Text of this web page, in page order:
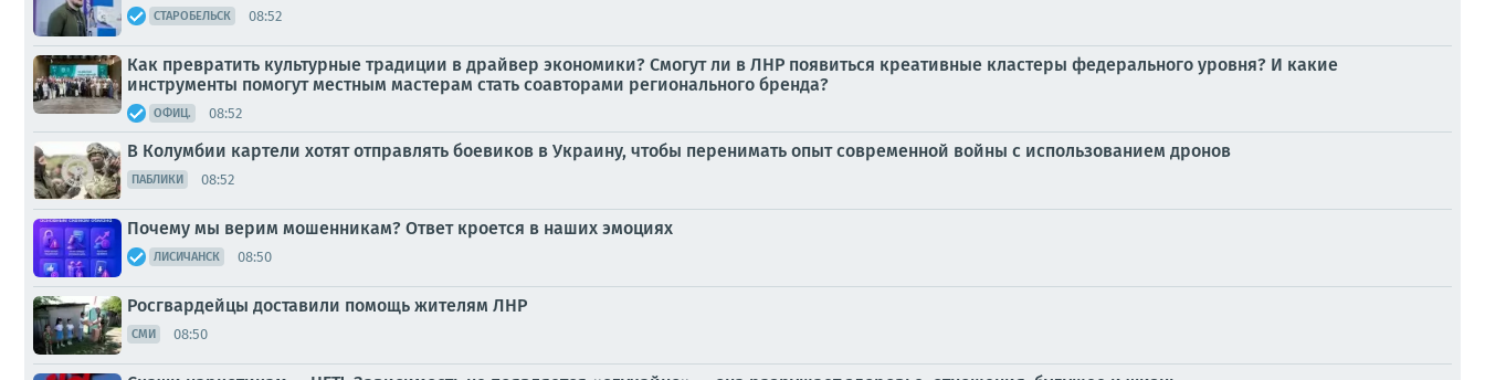
СТАРОБЕЛЬСК 08:52
Как превратить культурные традиции в драйвер экономики? Смогут ли в ЛНР появиться креативные кластеры федерального уровня? И какие
инструменты помогут местным мастерам стать соавторами регионального бренда?
ОФИЦ. 08:52
В Колумбии картели хотят отправлять боевиков в Украину, чтобы перенимать опыт современной войны с использованием дронов
ПАБЛИКИ 08:52
Почему мы верим мошенникам? Ответ кроется в наших эмоциях
ЛИСИЧАНСК 08:50
Росгвардейцы доставили помощь жителям ЛНР
СМИ 08:50